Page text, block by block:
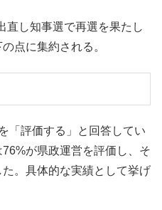
直し知事選で再選を果たし
点に集約される。
「評価する」と回答してい
が県政運営を評価し、そ
。具体的な実績として挙げ